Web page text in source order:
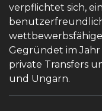
verpflichtet sich,
Gegründet im
private Transfers
und Ungarn.